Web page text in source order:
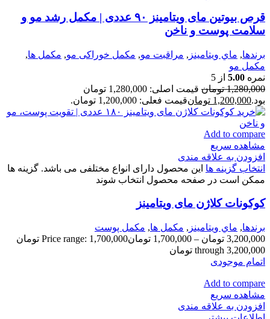
قرص بیوتین مای ویتامینز ۹۰ عددی | مکمل رشد مو و
سلامت پوست و ناخن
برندها, ماي ويتامينز , مراقبت مو, مكمل خوراكی مو, مكمل ها,
مکمل مو
نمره 5.00 از 5
1,280,000 تومان
قیمت اصلی: 1,280,000 تومان
بود.1,200,000 تومانقیمت فعلی: 1,200,000 تومان.
Add to compare
مشاهده سریع
افزودن به علاقه مندی
انتخاب گزینه ها این محصول دارای انواع مختلفی می باشد. گزینه ها
ممکن است در صفحه محصول انتخاب شوند
كوكونات كلاژن مای ویتامینز
برندها, ماي ويتامينز , مكمل ها, مکمل پوست
3,200,000 تومان –
1,700,000 تومان
Price range: 1,700,000 تومان
through 3,200,000 تومان
اتمام موجودی
Add to compare
مشاهده سریع
افزودن به علاقه مندی